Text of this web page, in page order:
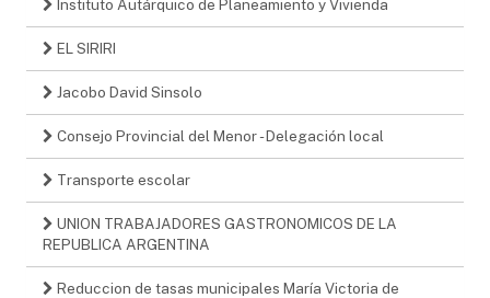
Instituto Autárquico de Planeamiento y Vivienda
EL SIRIRI
Jacobo David Sinsolo
Consejo Provincial del Menor - Delegación local
Transporte escolar
UNION TRABAJADORES GASTRONOMICOS DE LA
REPUBLICA ARGENTINA
Reduccion de tasas municipales María Victoria de